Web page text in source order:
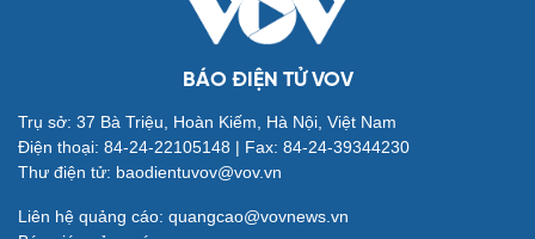
Đời sống
Nhà đẹp
Tình yêu - Gia đình
Văn hóa
Sân khấu - Điện ảnh
Di sản
BÁO ĐIỆN TỬ VOV
Trụ sở: 37 Bà Triệu, Hoàn Kiếm, Hà Nội, Việt Nam
Điện thoại: 84-24-22105148 | Fax: 84-24-39344230
Thư điện tử: baodientuvov@vov.vn
Liên hệ quảng cáo: quangcao@vovnews.vn